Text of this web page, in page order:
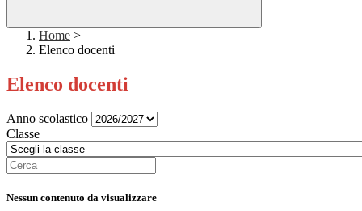
Home >
Elenco docenti
Elenco docenti
Anno scolastico
Classe
Nessun contenuto da visualizzare